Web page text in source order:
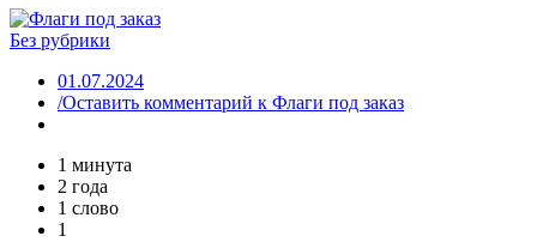
Без рубрики
01.07.2024
/Оставить комментарий к Флаги под заказ
1 минута
2 года
1 слово
1